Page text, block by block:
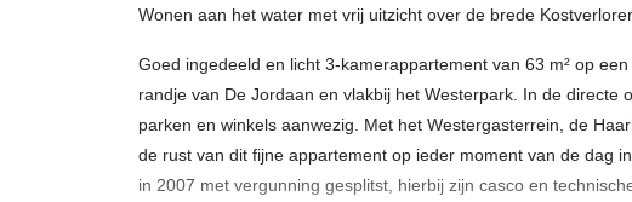
Wonen aan het water met vrij uitzicht over de brede
Goed ingedeeld en licht 3-kamerappartement van 63 m² op
randje van De Jordaan en vlakbij het Westerpark. In de directe
parken en winkels aanwezig. Met het Westergasterrein, de
de rust van dit fijne appartement op ieder moment van de dag
in 2007 met vergunning gesplitst, hierbij zijn casco en